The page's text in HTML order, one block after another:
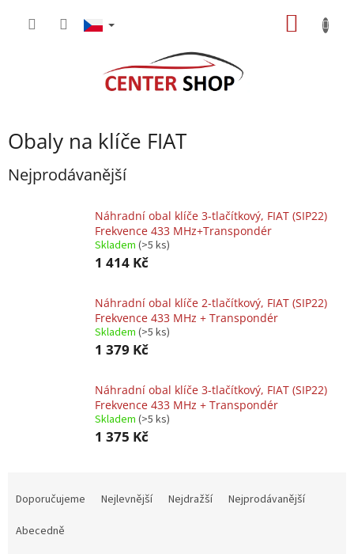
Obaly na klíče FIAT
Nejprodávanější
Náhradní obal klíče 3-tlačítkový, FIAT (SIP22)
Frekvence 433 MHz+Transpondér
Skladem (>5 ks)
1 414 Kč
Náhradní obal klíče 2-tlačítkový, FIAT (SIP22)
Frekvence 433 MHz + Transpondér
Skladem (>5 ks)
1 379 Kč
Náhradní obal klíče 3-tlačítkový, FIAT (SIP22)
Frekvence 433 MHz + Transpondér
Skladem (>5 ks)
1 375 Kč
Doporučujeme Nejlevnější Nejdražší
Nejprodávanější
Abecedně